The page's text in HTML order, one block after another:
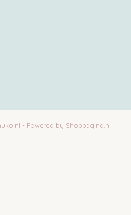
- Powered by Shoppagina.nl